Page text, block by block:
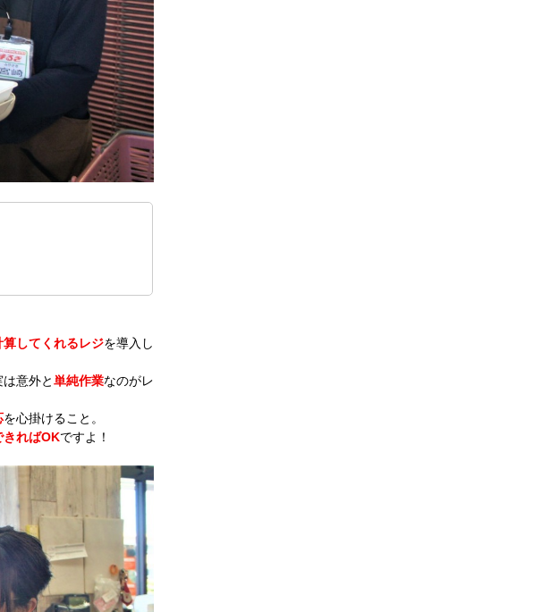
してくれるレジを導入し
意外と単純作業なのがレ
を心掛けること。
きればOKですよ！